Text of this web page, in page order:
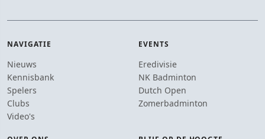
NAVIGATIE
Nieuws
Kennisbank
Spelers
Clubs
Video's
EVENTS
Eredivisie
NK Badminton
Dutch Open
Zomerbadminton